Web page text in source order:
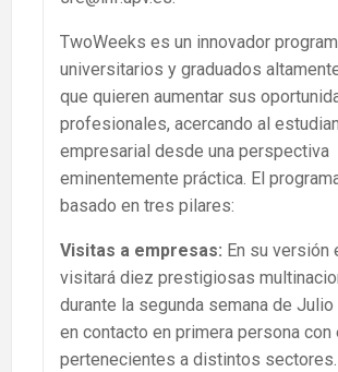
TwoWeeks es un innovador
universitarios y graduados
que quieren aumentar sus
profesionales, acercando al
empresarial desde una perspectiva
eminentemente práctica. El
basado en tres pilares:
Visitas a empresas: En su versión
visitará diez prestigiosas
durante la segunda semana de
en contacto en primera persona con
pertenecientes a distintos sectores.